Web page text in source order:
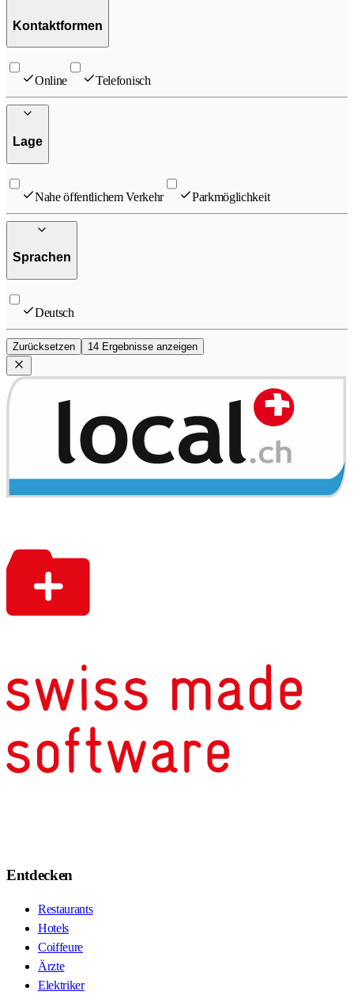
Kontaktformen
Online Telefonisch
Lage
Nahe öffentlichem Verkehr Parkmöglichkeit
Sprachen
Deutsch
Zurücksetzen 14 Ergebnisse anzeigen
Entdecken
Restaurants
Hotels
Coiffeure
Ärzte
Elektriker